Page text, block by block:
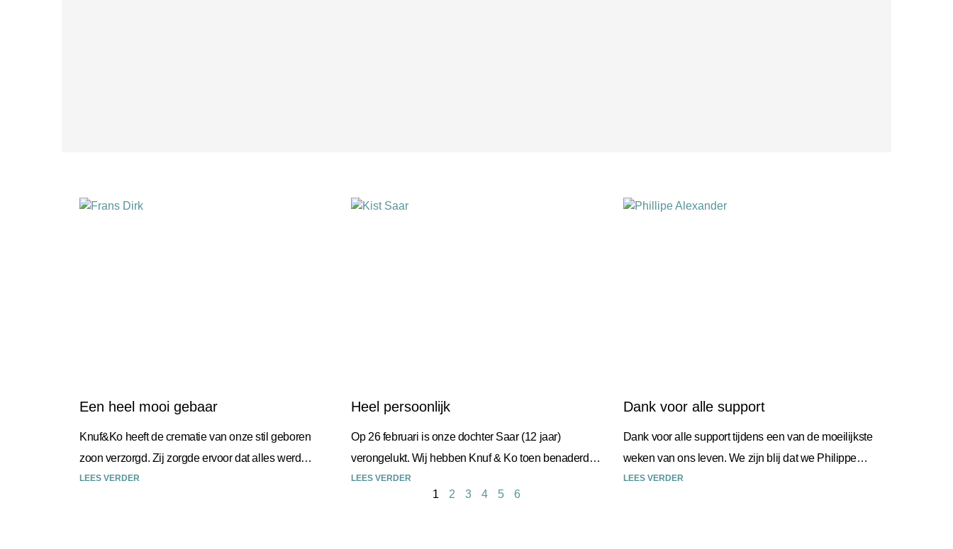
Een heel mooi gebaar
Knuf&Ko heeft de crematie van onze stil geboren
zoon verzorgd. Zij zorgde ervoor dat alles werd
geregeld en alles was duidelijk. Een fijne
LEES VERDER
Heel persoonlijk
Op 26 februari is onze dochter Saar (12 jaar)
verongelukt. Wij hebben Knuf & Ko toen benaderd
voor het regelen van het afscheid. De begeleiding
LEES VERDER
Dank voor alle support
Dank voor alle support tijdens een van de moeilijkste
weken van ons leven. We zijn blij dat we Philippe
een waardig afscheid hebben kunnen geven
LEES VERDER
1 2 3 4 5 6